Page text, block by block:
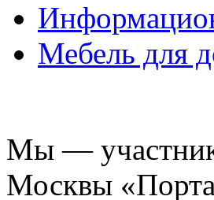
Мебель для
Мы —
Москвы